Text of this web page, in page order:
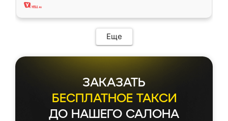
Еще
ЗАКАЗАТЬ
БЕСПЛАТНОЕ ТАКСИ
ДО НАШЕГО САЛОНА